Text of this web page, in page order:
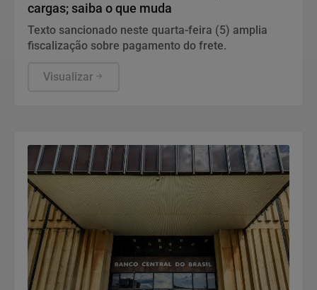
cargas; saiba o que muda
Texto sancionado neste quarta-feira (5) amplia
fiscalização sobre pagamento do frete.
Visualizar